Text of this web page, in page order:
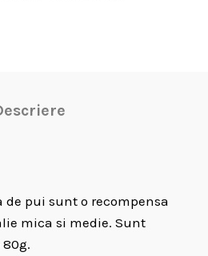
pui sunt o recompensa
mica si medie. Sunt